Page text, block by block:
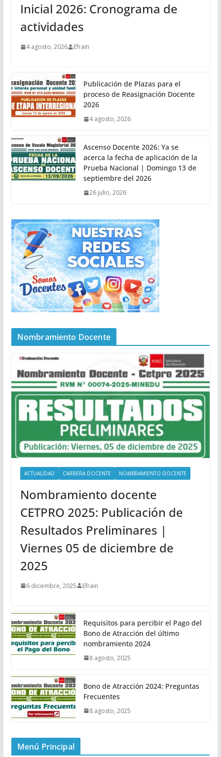
Inicial 2026: Cronograma de
actividades
4 agosto, 2026 Efrain
Publicación de Plazas para el
proceso de Reasignación Docente
2026
4 agosto, 2026
Ascenso Docente 2026: Ya se
acerca la fecha de aplicación de la
Prueba Nacional | Domingo 13 de
septiembre del 2026
26 julio, 2026
Nombramiento Docente
ACTUALIDAD CARRERA DOCENTE NOMBRAMIENTO DOCENTE
Nombramiento docente
CETPRO 2025: Publicación de
Resultados Preliminares |
Viernes 05 de diciembre de
2025
6 diciembre, 2025 Efrain
Requisitos para percibir el Pago del
Bono de Atracción del último
nombramiento 2024
8 agosto, 2025
Bono de Atracción 2024: Preguntas
Frecuentes
8 agosto, 2025
Menú Principal